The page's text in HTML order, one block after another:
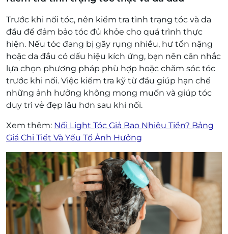
Trước khi nối tóc, nên kiểm tra tình trạng tóc và da
đầu để đảm bảo tóc đủ khỏe cho quá trình thực
hiện. Nếu tóc đang bị gãy rụng nhiều, hư tổn nặng
hoặc da đầu có dấu hiệu kích ứng, bạn nên cân nhắc
lựa chọn phương pháp phù hợp hoặc chăm sóc tóc
trước khi nối. Việc kiểm tra kỹ từ đầu giúp hạn chế
những ảnh hưởng không mong muốn và giúp tóc
duy trì vẻ đẹp lâu hơn sau khi nối.
Xem thêm: Nối Light Tóc Giả Bao Nhiêu Tiền? Bảng
Giá Chi Tiết Và Yếu Tố Ảnh Hưởng